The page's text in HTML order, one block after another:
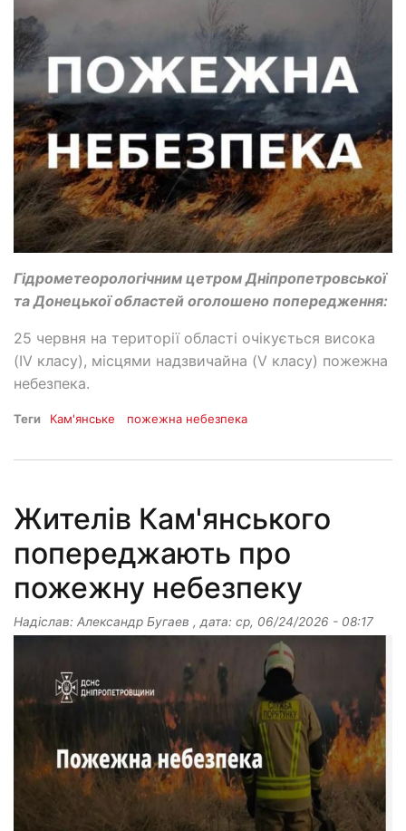
Гідрометеорологічним цетром Дніпропетровської
та Донецької областей оголошено попередження:
25 червня на території області очікується висока
(IV класу), місцями надзвичайна (V класу) пожежна
небезпека.
Теги Кам'янське пожежна небезпека
Жителів Кам'янського
попереджають про
пожежну небезпеку
Надіслав: Александр Бугаев , дата: ср, 06/24/2026 - 08:17